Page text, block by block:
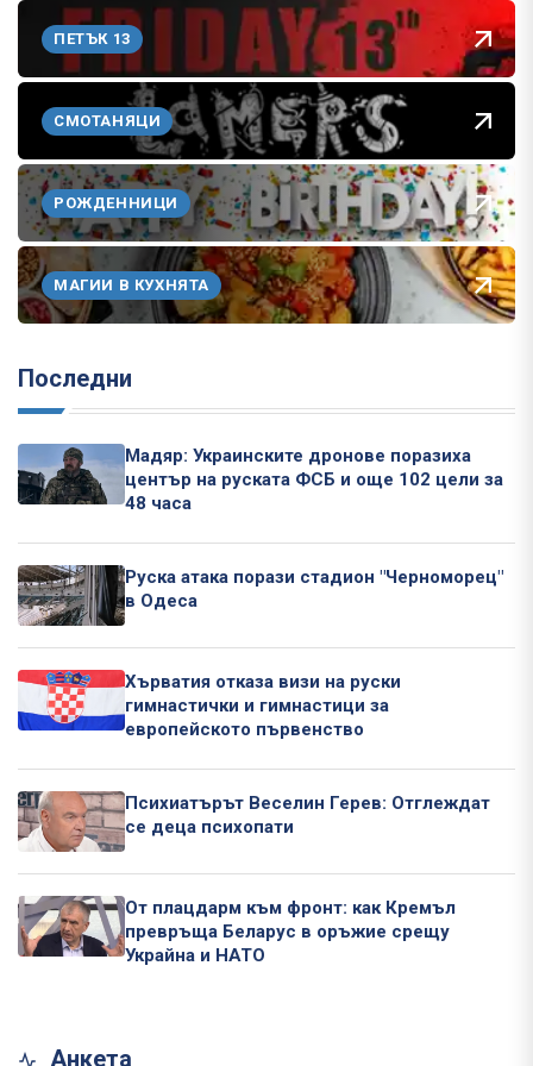
ПЕТЪК 13
СМОТАНЯЦИ
РОЖДЕННИЦИ
МАГИИ В КУХНЯТА
Последни
Мадяр: Украинските дронове поразиха
център на руската ФСБ и още 102 цели за
48 часа
Руска атака порази стадион "Черноморец"
в Одеса
Хърватия отказа визи на руски
гимнастички и гимнастици за
европейското първенство
Психиатърът Веселин Герев: Отглеждат
се деца психопати
От плацдарм към фронт: как Кремъл
превръща Беларус в оръжие срещу
Украйна и НАТО
Анкета